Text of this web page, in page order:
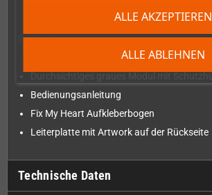
ALLE ABLEHNEN
ALLE AKZEPTIEREN
Enthalten
Versiegelte Verpackung
Bedienungsanleitung
Fix My Heart Aufkleberbogen
Leiterplatte mit Artwork auf der Rückseite
Technische Daten